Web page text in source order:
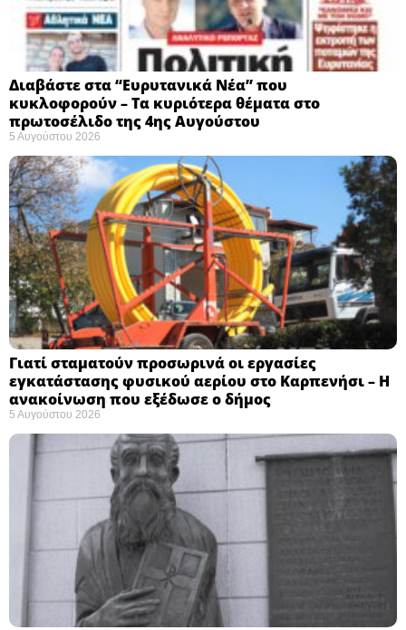
Διαβάστε στα “Ευρυτανικά Νέα” που
κυκλοφορούν – Τα κυριότερα θέματα στο
πρωτοσέλιδο της 4ης Αυγούστου
5 Αυγούστου 2026
Γιατί σταματούν προσωρινά οι εργασίες
εγκατάστασης φυσικού αερίου στο Καρπενήσι – Η
ανακοίνωση που εξέδωσε ο δήμος
5 Αυγούστου 2026